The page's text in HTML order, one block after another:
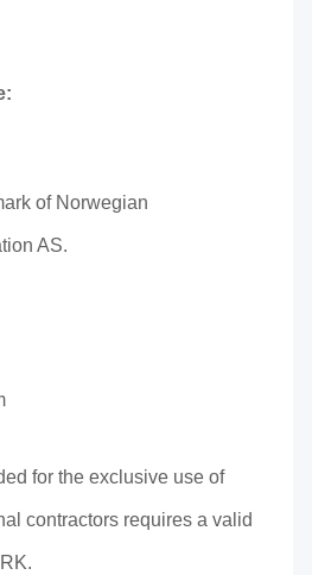
of Norwegian
AS.
for the exclusive use of
contractors requires a valid